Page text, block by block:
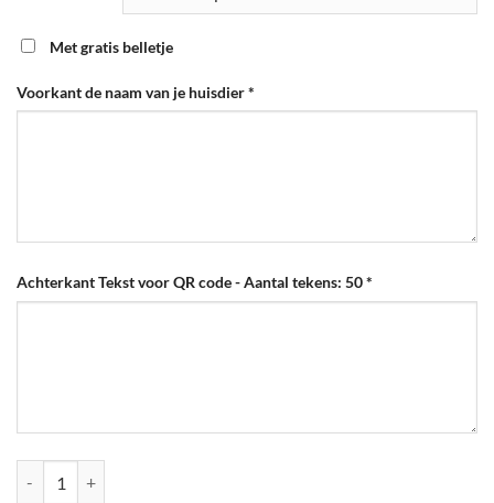
Met gratis belletje
Voorkant de naam van je huisdier*
Achterkant Tekst voor QR code - Aantal tekens: 50*